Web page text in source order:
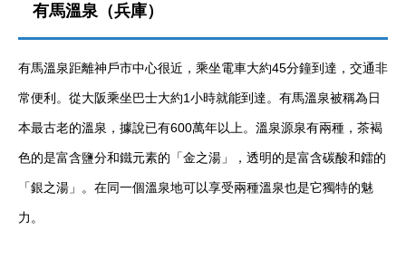
有馬溫泉（兵庫）
有馬溫泉距離神戶市中心很近，乘坐電車大約45分鐘到達，交通非
常便利。從大阪乘坐巴士大約1小時就能到達。有馬溫泉被稱為日
本最古老的溫泉，據說已有600萬年以上。溫泉源泉有兩種，茶褐
色的是富含鹽分和鐵元素的「金之湯」，透明的是富含碳酸和鐳的
「銀之湯」。在同一個溫泉地可以享受兩種溫泉也是它獨特的魅
力。